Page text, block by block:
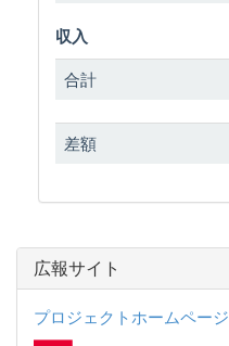
収入
合計
差額
広報サイト
プロジェクトホームページ